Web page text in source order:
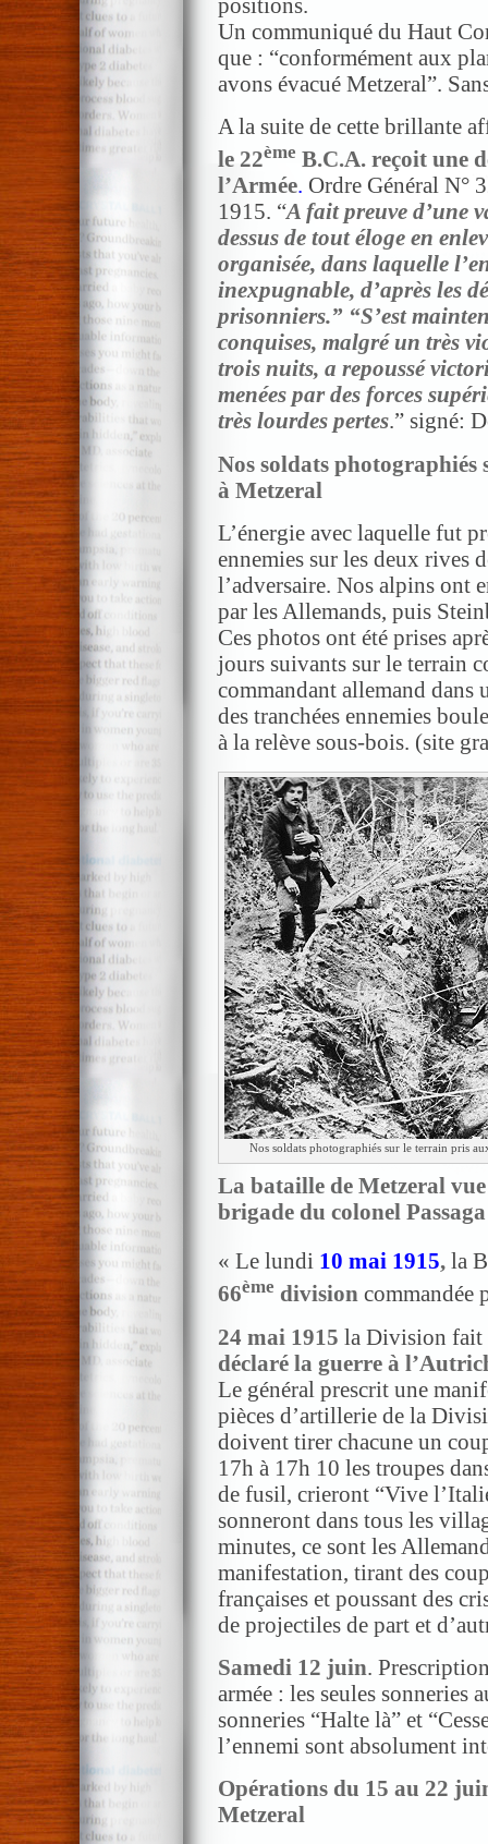
positions.
Un communiqué du Haut
que : “conformément aux
avons évacué Metzeral”.
A la suite de cette brillante
le 22ème B.C.A. reçoit une
l’Armée. Ordre Général N°
1915. “A fait preuve d’une
dessus de tout éloge en
organisée, dans laquelle
inexpugnable, d’après les
prisonniers.” “S’est
conquises, malgré un très
trois nuits, a repoussé
menées par des forces
très lourdes pertes.” signé:
Nos soldats
à Metzeral
L’énergie avec laquelle fut
ennemies sur les deux rives
l’adversaire. Nos alpins ont
par les Allemands, puis
Ces photos ont été prises
jours suivants sur le terrain
commandant allemand dans
des tranchées ennemies
à la relève sous-bois. (site
Nos soldats photographiés sur le terrain pris
La bataille de Metzeral
brigade du colonel Passaga
« Le lundi 10 mai 1915, la
66ème division commandée
24 mai 1915 la Division fait
déclaré la guerre à
Le général prescrit une
pièces d’artillerie de la
doivent tirer chacune un
17h à 17h 10 les troupes
de fusil, crieront “Vive
sonneront dans tous les
minutes, ce sont les
manifestation, tirant des
françaises et poussant des
de projectiles de part et
Samedi 12 juin.
armée : les seules sonneries
sonneries “Halte là” et
l’ennemi sont absolument
Opérations du 15 au 22
Metzeral